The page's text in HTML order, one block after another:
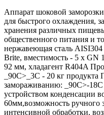
Аппарат шоковой
для быстрого охлаждения,
хранения различных
общественного питания и
нержавеющая сталь AISI304
Brite, вместимость - 5 х GN
92 мм, хладагент R404A
_90C>_3C - 20 кг продукта
замораживанию: _90C>-
устройством конденсации
60мм,возможность ручного
интенсивной обработки,